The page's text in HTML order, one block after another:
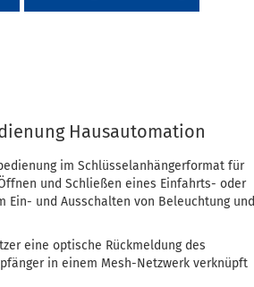
Hausautomation
im Schlüsselanhängerformat für
und Schließen eines Einfahrts- oder
Ein- und Ausschalten von Beleuchtung und
eine optische Rückmeldung des
in einem Mesh-Netzwerk verknüpft